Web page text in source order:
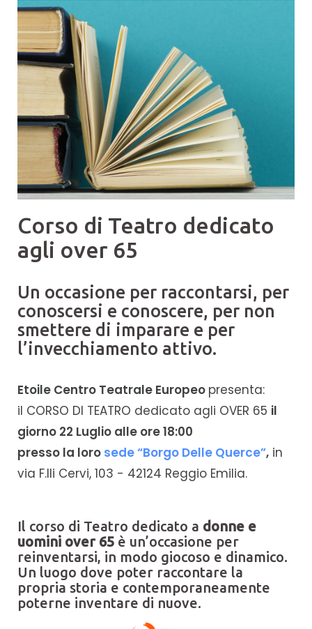
Corso di Teatro dedicato
agli over 65
Un occasione per raccontarsi, per
conoscersi e conoscere, per non
smettere di imparare e per
l’invecchiamento attivo.
Etoile Centro Teatrale Europeo presenta:
il CORSO DI TEATRO dedicato agli OVER 65 il
giorno 22 Luglio alle ore 18:00
presso la loro sede “Borgo Delle Querce”, in
via F.lli Cervi, 103 - 42124 Reggio Emilia.
Il corso di Teatro dedicato a donne e
uomini over 65 è un’occasione per
reinventarsi, in modo giocoso e dinamico.
Un luogo dove poter raccontare la
propria storia e contemporaneamente
poterne inventare di nuove.